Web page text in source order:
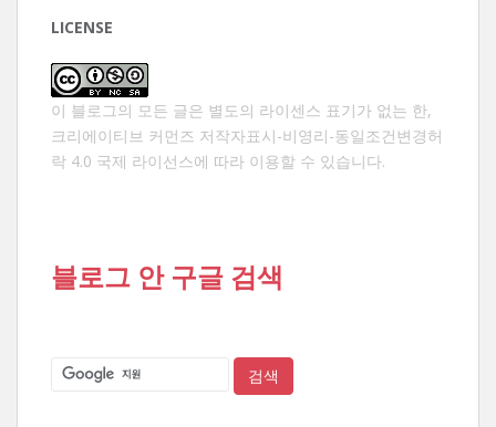
LICENSE
이 블로그의 모든 글은 별도의 라이센스 표기가 없는 한,
크리에이티브 커먼즈 저작자표시-비영리-동일조건변경허
락 4.0 국제 라이선스에 따라 이용할 수 있습니다.
블로그 안 구글 검색